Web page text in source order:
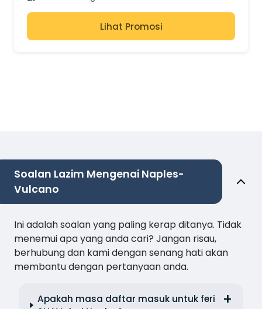
Lihat Promosi
Soalan Lazim Mengenai Naples-
Vulcano
Ini adalah soalan yang paling kerap ditanya. Tidak
menemui apa yang anda cari? Jangan risau,
berhubung dan kami dengan senang hati akan
membantu dengan pertanyaan anda.
Apakah masa daftar masuk untuk feri